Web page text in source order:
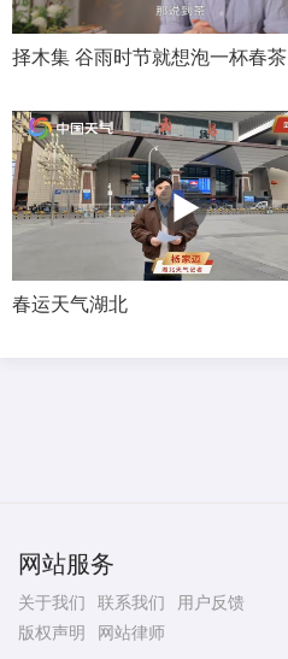
择木集 谷雨时节就想泡一杯春茶
春运天气湖北
网站服务
关于我们 联系我们
用户反馈
版权声明
网站律师